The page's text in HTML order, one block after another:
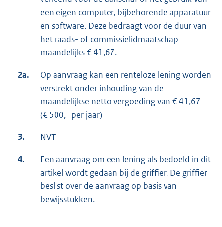
een eigen computer, bijbehorende apparatuur
en software. Deze bedraagt voor de duur van
het raads- of commissielidmaatschap
maandelijks € 41,67.
2a.
Op aanvraag kan een renteloze lening worden
verstrekt onder inhouding van de
maandelijkse netto vergoeding van € 41,67
(€ 500,- per jaar)
3. NVT
4.
Een aanvraag om een lening als bedoeld in dit
artikel wordt gedaan bij de griffier. De griffier
beslist over de aanvraag op basis van
bewijsstukken.